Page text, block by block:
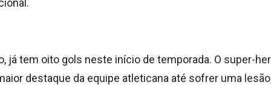
já tem oito gols neste início de temporada. O super-
destaque da equipe atleticana até sofrer uma